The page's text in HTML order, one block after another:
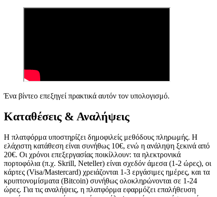
Ένα βίντεο επεξηγεί πρακτικά αυτόν τον υπολογισμό.
Καταθέσεις & Αναλήψεις
Η πλατφόρμα υποστηρίζει δημοφιλείς μεθόδους πληρωμής. Η
ελάχιστη κατάθεση είναι συνήθως 10€, ενώ η ανάληψη ξεκινά από
20€. Οι χρόνοι επεξεργασίας ποικίλλουν: τα ηλεκτρονικά
πορτοφόλια (π.χ. Skrill, Neteller) είναι σχεδόν άμεσα (1-2 ώρες), οι
κάρτες (Visa/Mastercard) χρειάζονται 1-3 εργάσιμες ημέρες, και τα
κρυπτονομίσματα (Bitcoin) συνήθως ολοκληρώνονται σε 1-24
ώρες. Για τις αναλήψεις, η πλατφόρμα εφαρμόζει επαλήθευση